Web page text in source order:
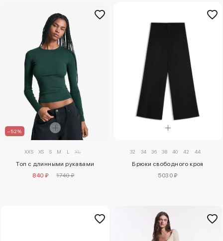
–52%
XXS XS S M L XL
Топ с длинными рукавами
840 ₽
1740 ₽
32 34 36 38 40 42 44
Брюки свободного кроя
5030 ₽